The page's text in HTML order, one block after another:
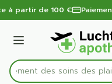
Aller au contenu
1 de 1
à partir de 100 €
Menu
Rechercherdes soins des